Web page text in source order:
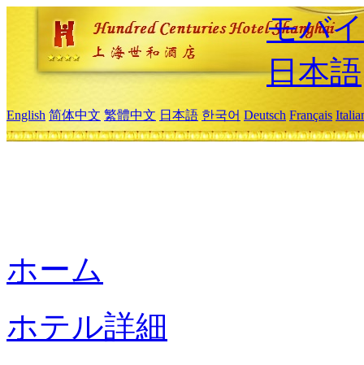
モバ
日本語
English 简体中文 繁體中文 日本語 한국어 Deutsch Français
ホーム
ホテル詳細